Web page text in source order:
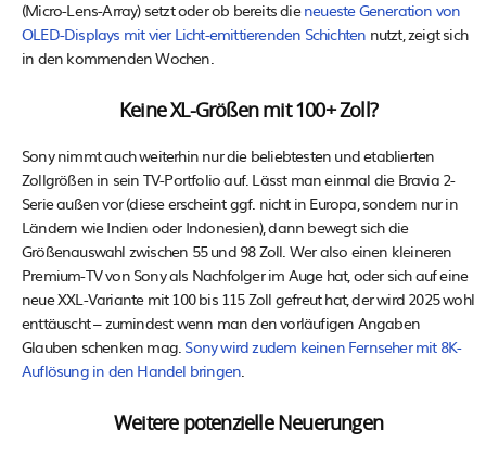
(Micro-Lens-Array) setzt oder ob bereits dieneueste Generation von
OLED-Displays mit vier Licht-emittierenden Schichten nutzt, zeigt sich
in den kommenden Wochen.
Keine XL-Größen mit 100+ Zoll?
Sony nimmt auch weiterhin nur die beliebtesten und etablierten
Zollgrößen in sein TV-Portfolio auf. Lässt man einmal die Bravia 2-
Serie außen vor (diese erscheint ggf. nicht in Europa, sondern nur in
Ländern wie Indien oder Indonesien), dann bewegt sich die
Größenauswahl zwischen 55 und 98 Zoll. Wer also einen kleineren
Premium-TV von Sony als Nachfolger im Auge hat, oder sich auf eine
neue XXL-Variante mit 100 bis 115 Zoll gefreut hat, der wird 2025 wohl
enttäuscht – zumindest wenn man den vorläufigen Angaben
Glauben schenken mag. Sony wird zudem keinen Fernseher mit 8K-
Auflösung in den Handel bringen.
Weitere potenzielle Neuerungen